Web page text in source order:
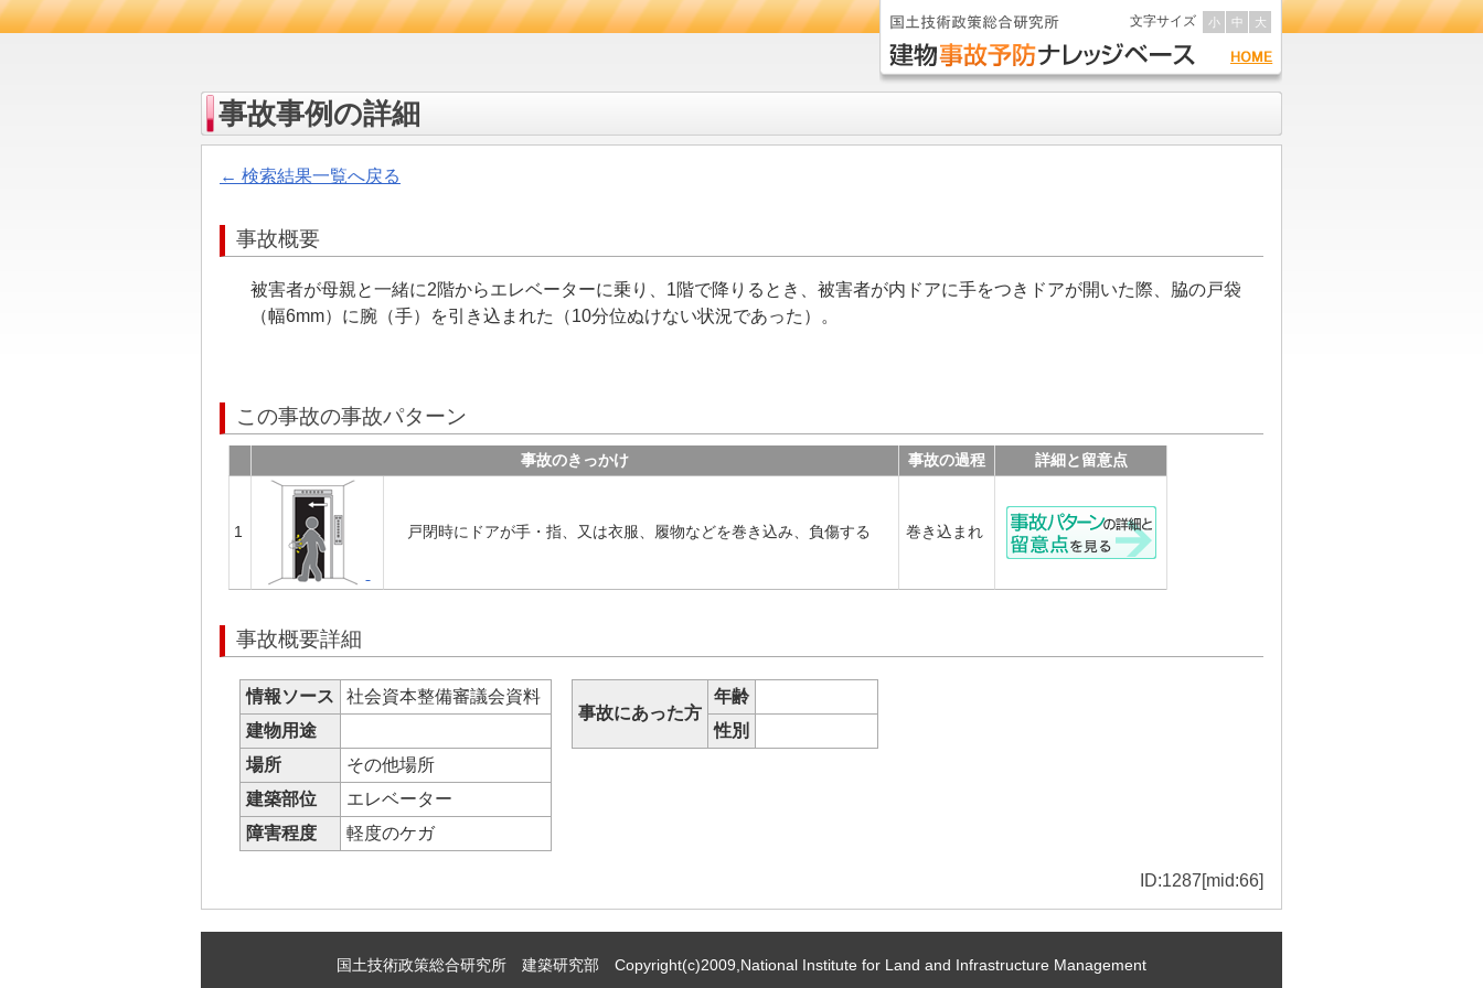
文字サイズ 小 中 大
事故事例の詳細
← 検索結果一覧へ戻る
事故概要
被害者が母親と一緒に2階からエレベーターに乗り、1階で降りるとき、被害者が内ドアに手をつきドアが開いた際、脇の戸袋
（幅6mm）に腕（手）を引き込まれた（10分位ぬけない状況であった）。
この事故の事故パターン
事故のきっかけ 事故の過程 詳細と留意点
1 戸閉時にドアが手・指、又は衣服、履物などを巻き込み、負傷する 巻き込まれ
事故概要詳細
情報ソース
社会資本整備審議会資料
建物用途
場所
その他場所
建築部位
エレベーター
障害程度
軽度のケガ
事故にあった方
年齢
性別
ID:1287[mid:66]
国土技術政策総合研究所 建築研究部 Copyright(c)2009,National Institute for Land and Infrastructure Management